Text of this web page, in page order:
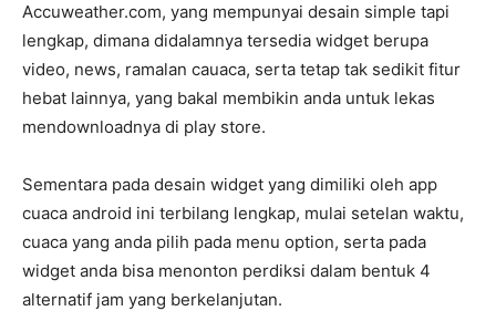
Accuweather.com, yang mempunyai desain simple tapi
lengkap, dimana didalamnya tersedia widget berupa
video, news, ramalan cauaca, serta tetap tak sedikit fitur
hebat lainnya, yang bakal membikin anda untuk lekas
mendownloadnya di play store.
Sementara pada desain widget yang dimiliki oleh app
cuaca android ini terbilang lengkap, mulai setelan waktu,
cuaca yang anda pilih pada menu option, serta pada
widget anda bisa menonton perdiksi dalam bentuk 4
alternatif jam yang berkelanjutan.